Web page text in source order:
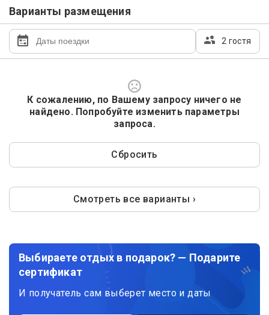
Варианты размещения
2 гостя
К сожалению, по Вашему запросу ничего не
найдено. Попробуйте изменить параметры
запроса.
Сбросить
Смотреть все варианты ›
Выбираете отдых в подарок? — Подарите
сертификат
И получатель сам выберет место и даты